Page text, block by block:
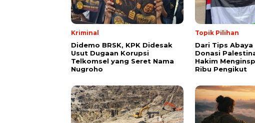
Kriminal
Didemo BRSK, KPK Didesak
Usut Dugaan Korupsi
Telkomsel yang Seret Nama
Nugroho
Topik Pilihan
Dari Tips
Donasi
Hakim
Ribu Pengikut